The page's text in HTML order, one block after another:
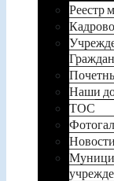
Реестр
Наши
ТОС
Новости